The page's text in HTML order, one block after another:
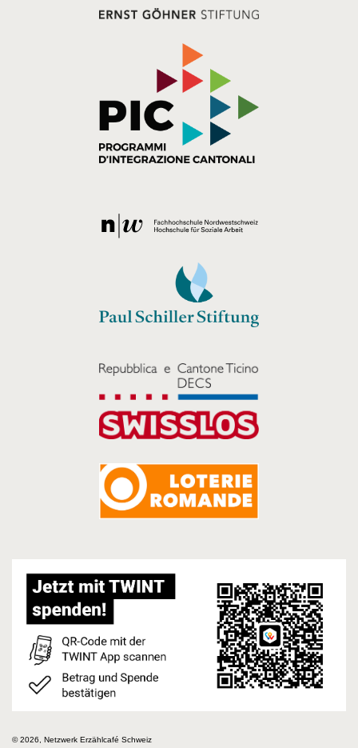
© 2026, Netzwerk Erzählcafé Schweiz